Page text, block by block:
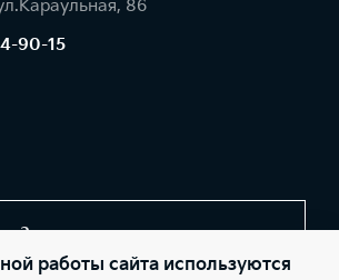
86
90-15
Заказать звонок
работы сайта используются